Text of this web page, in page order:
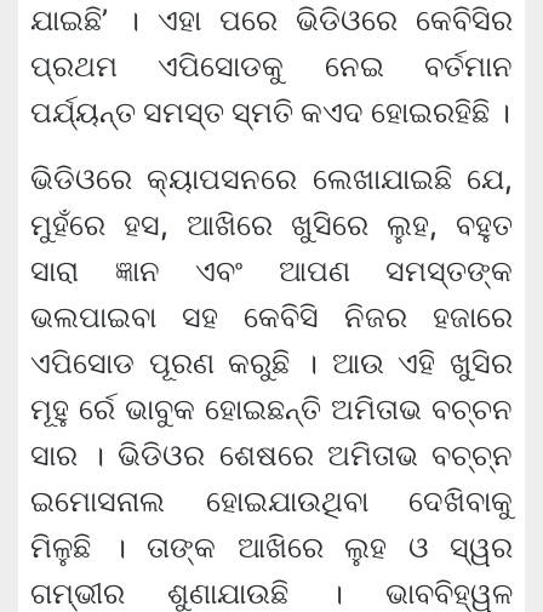
ଯାଇଛି’ । ଏହା ପରେ ଭିଡିଓରେ କେବିସିର
ପ୍ରଥମ ଏପିସୋଡକୁ ନେଇ ବର୍ତମାନ
ପର୍ଯ୍ୟନ୍ତ ସମସ୍ତ ସ୍ମତି କଏଦ ହୋଇରହିଛି ।
ଭିଡିଓରେ କ୍ୟାପସନରେ ଲେଖାଯାଇଛି ଯେ,
ମୁହଁରେ ହସ, ଆଖିରେ ଖୁସିରେ ଲୁହ, ବହୁତ
ସାରା ଜ୍ଞାନ ଏବଂ ଆପଣ ସମସ୍ତଙ୍କ
ଭଲପାଇବା ସହ କେବିସି ନିଜର ହଜାରେ
ଏପିସୋଡ ପୂରଣ କରୁଛି । ଆଉ ଏହି ଖୁସିର
ମୂହୁ ର୍ରେ ଭାବୁକ ହୋଇଛନ୍ତି ଅମିତାଭ ବଚ୍ଚନ
ସାର । ଭିଡିଓର ଶେଷରେ ଅମିତାଭ ବଚ୍ଚ୍‌ନ
ଇମୋସନାଲ ହୋଇଯାଉଥିବା ଦେଖିବାକୁ
ମିଳୁଛି । ତାଙ୍କ ଆଖିରେ ଲୁହ ଓ ସ୍ୱର
ଗମ୍ଭୀର ଶୁଣାଯାଉଛି । ଭାବବିହ୍ୱଳ